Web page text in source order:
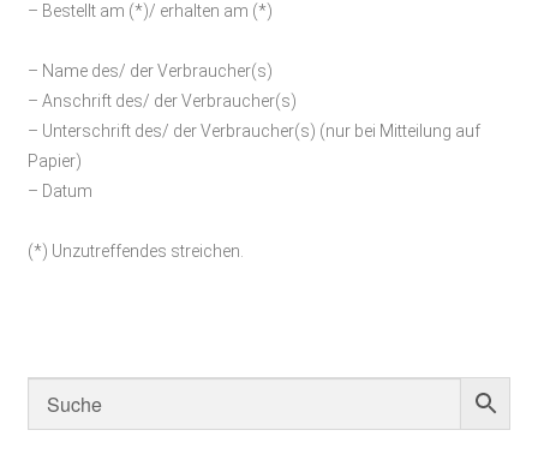
– Bestellt am (*)/ erhalten am (*)
– Name des/ der Verbraucher(s)
– Anschrift des/ der Verbraucher(s)
– Unterschrift des/ der Verbraucher(s) (nur bei Mitteilung auf
Papier)
– Datum
(*) Unzutreffendes streichen.